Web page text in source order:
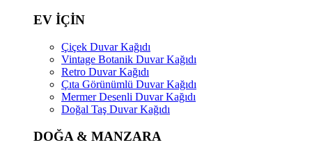
EV İÇİN
Çiçek Duvar Kağıdı
Vintage Botanik Duvar Kağıdı
Retro Duvar Kağıdı
Çıta Görünümlü Duvar Kağıdı
Mermer Desenli Duvar Kağıdı
Doğal Taş Duvar Kağıdı
DOĞA & MANZARA